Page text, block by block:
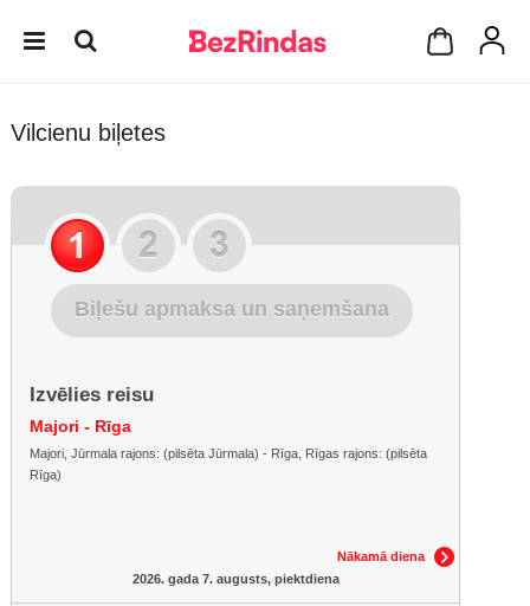
Vilcienu biļetes
Biļešu apmaksa un saņemšana
Izvēlies reisu
Majori - Rīga
Majori, Jūrmala rajons: (pilsēta Jūrmala) - Rīga, Rīgas rajons: (pilsēta
Rīga)
Nākamā diena
2026. gada 7. augusts, piektdiena